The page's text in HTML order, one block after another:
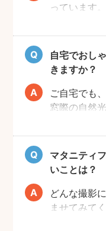
っています
い」と考え
また、マタ
いらっしゃ
い」「素肌
多いようです
fotowaでは
で、ご夫婦
フォトを撮
ご近所の公
肌をみせる
撮影時間の
能です。
自宅でおし
きますか？
ご自宅でも
窓際の自然
撮影するの
お片付けも
場所周辺だ
です。
マタニティ
いことは？
どんな撮影
ませてみて
Instagram